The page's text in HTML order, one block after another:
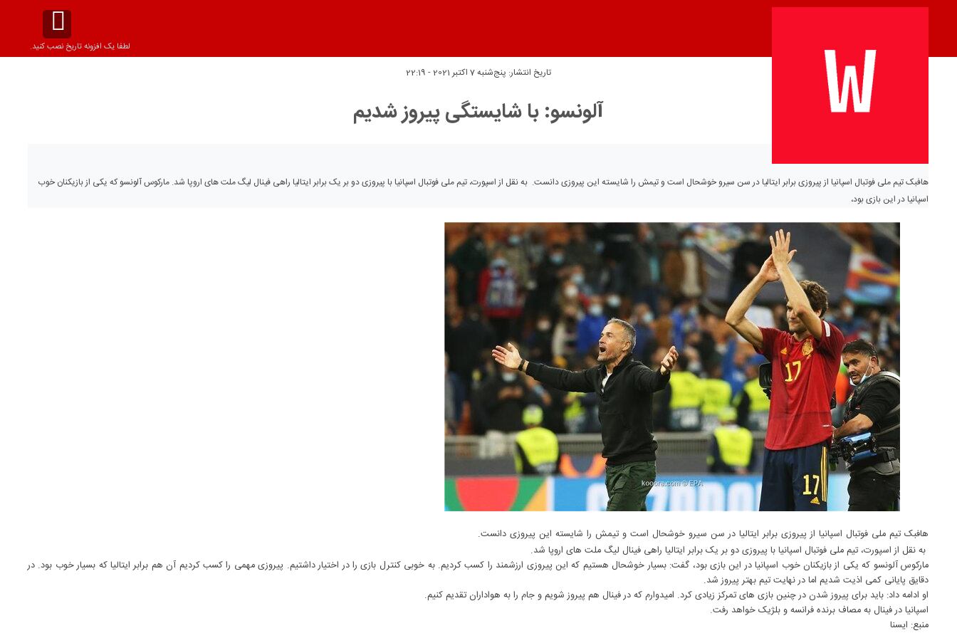
لطفا یک افزونه تاریخ نصب کنید.
تاریخ انتشار: پنج‌شنبه 7 اکتبر 2021 - 22:19
آلونسو: با شایستگی پیروز شدیم
هافبک تیم ملی فوتبال اسپانیا از پیروزی برابر ایتالیا در سن سیرو خوشحال است و تیمش را شایسته این پیروزی دانست. به نقل از اسپورت، تیم ملی فوتبال اسپانیا با پیروزی دو بر یک برابر ایتالیا راهی فینال لیگ ملت های اروپا شد. مارکوس آلونسو که یکی از بازیکنان خوب
اسپانیا در این بازی بود،
هافبک تیم ملی فوتبال اسپانیا از پیروزی برابر ایتالیا در سن سیرو خوشحال است و تیمش را شایسته این پیروزی دانست.
به نقل از اسپورت، تیم ملی فوتبال اسپانیا با پیروزی دو بر یک برابر ایتالیا راهی فینال لیگ ملت های اروپا شد.
مارکوس آلونسو که یکی از بازیکنان خوب اسپانیا در این بازی بود، گفت: بسیار خوشحال هستیم که این پیروزی ارزشمند را کسب کردیم. به خوبی کنترل بازی را در اختیار داشتیم. پیروزی مهمی را کسب کردیم آن هم برابر ایتالیا که بسیار خوب بود. در
دقایق پایانی کمی اذیت شدیم اما در نهایت تیم بهتر پیروز شد.
او ادامه داد: باید برای پیروز شدن در چنین بازی های تمرکز زیادی کرد. امیدوارم که در فینال هم پیروز شویم و جام را به هواداران تقدیم کنیم.
اسپانیا در فینال به مصاف برنده فرانسه و بلژیک خواهد رفت.
منبع: ايسنا